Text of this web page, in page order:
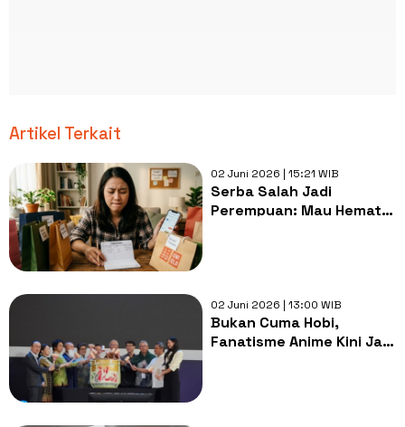
Artikel Terkait
02 Juni 2026 | 15:21 WIB
Serba Salah Jadi
Perempuan: Mau Hemat
02 Juni 2026 | 13:00 WIB
Bukan Cuma Hobi,
Fanatisme Anime Kini Jadi